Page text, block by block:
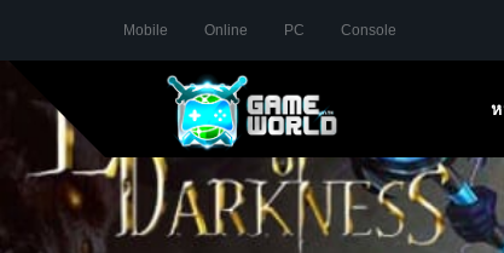
Mobile Online PC Console